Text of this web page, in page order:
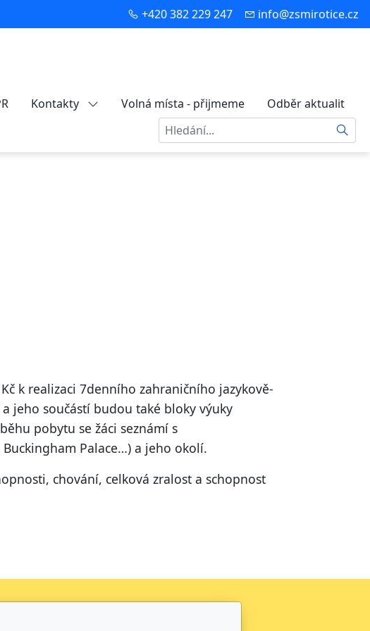
+420 382 229 247 info@zsmirotice.cz
Kontakty Volná místa - přijmeme
Odběr aktualit
Hledat
k realizaci 7denního zahraničního jazykově-
jeho součástí budou také bloky výuky
pobytu se žáci seznámí s
Palace…) a jeho okolí.
chování, celková zralost a schopnost